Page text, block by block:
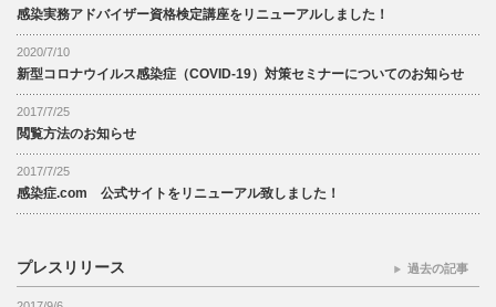
感染実務アドバイザー資格検定講座をリニューアルしました！
2020/7/10
新型コロナウイルス感染症（COVID-19）対策セミナーについてのお知らせ
2017/7/25
閲覧方法のお知らせ
2017/7/25
感染症.com 公式サイトをリニューアル致しました！
プレスリリース 過去の記事